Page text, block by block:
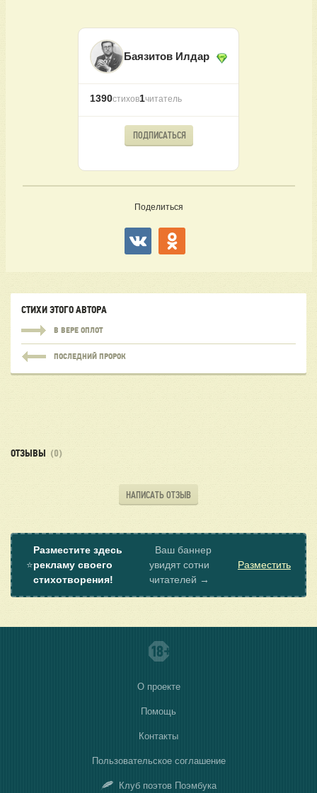
Баязитов Илдар
1390стихов1читатель
ПОДПИСАТЬСЯ
Поделиться
СТИХИ ЭТОГО АВТОРА
В ВЕРЕ ОПЛОТ
ПОСЛЕДНИЙ ПРОРОК
ОТЗЫВЫ (0)
НАПИСАТЬ ОТЗЫВ
⭐
Разместите здесь
рекламу своего
стихотворения!
Ваш баннер
увидят сотни
читателей →
Разместить
О проекте
Помощь
Контакты
Пользовательское соглашение
Клуб поэтов Поэмбука